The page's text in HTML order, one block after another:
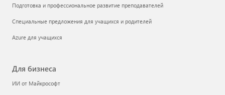
Подготовка и профессиональное развитие преподавателей
Специальные предложения для учащихся и родителей
Azure для учащихся
Для бизнеса
ИИ от Майкрософт